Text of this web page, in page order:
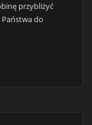
przybliżyć
do